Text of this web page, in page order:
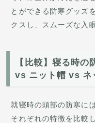
とができる防寒グッズ
クスし、スムーズな入
【比較】寝る時
vs ニット帽 vs ネ
就寝時の頭部の防寒に
それぞれの特徴を比較